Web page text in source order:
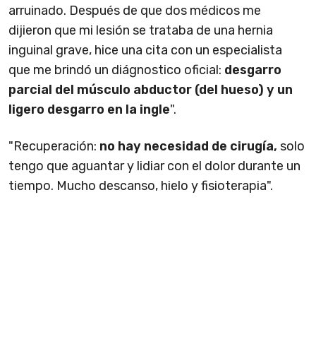
arruinado. Después de que dos médicos me
dijieron que mi lesión se trataba de una hernia
inguinal grave, hice una cita con un especialista
que me brindó un diágnostico oficial: desgarro
parcial del músculo abductor (del hueso) y un
ligero desgarro en la ingle".
"Recuperación: no hay necesidad de cirugía, solo
tengo que aguantar y lidiar con el dolor durante un
tiempo. Mucho descanso, hielo y fisioterapia".